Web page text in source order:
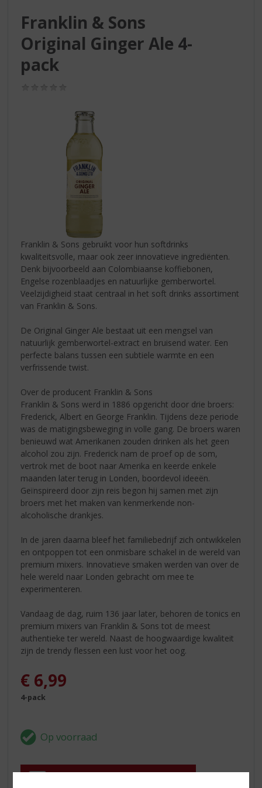
Franklin & Sons
Original Ginger Ale 4-
pack
Franklin & Sons gebruikt voor hun softdrinks
kwaliteitsvolle, maar ook zeer innovatieve ingrediënten.
Denk bijvoorbeeld aan Colombiaanse koffiebonen,
Engelse rozenblaadjes en natuurlijke gemberwortel.
Veelzijdigheid staat centraal in het soft drinks assortiment
van Franklin & Sons.
De Original Ginger Ale bestaat uit een mengsel van
natuurlijk gemberwortel-extract en bruisend water. Een
perfecte balans tussen een subtiele warmte en een
verfrissende twist.
Over de producent Franklin & Sons
Franklin & Sons werd in 1886 opgericht door drie broers:
Frederick, Albert en George Franklin. Tijdens deze periode
was de matigingsbeweging in volle gang. De broers waren
benieuwd wat Amerikanen zouden drinken als het geen
alcohol zou zijn. Frederick nam de proef op de som,
vertrok met de boot naar Amerika en keerde enkele
maanden later terug in Londen, boordevol ideeën.
Geïnspireerd door zijn reis begon hij samen met zijn
broers met het maken van kenmerkende non-
alcoholische drankjes.
In de jaren daarna bleef het familiebedrijf zich ontwikkelen
en ontpoppen tot een onmisbare schakel in de wereld van
premium mixers. Innovatieve smaken werden van over de
hele wereld naar Londen gebracht om mee te
experimenteren.
Vandaag de dag, ruim 136 jaar later, behoren de tonics en
premium mixers van Franklin & Sons tot de meest
authentieke ter wereld. Naast de hoogwaardige kwaliteit
zijn de trendy flessen een lust voor het oog.
€ 6,99
4-pack